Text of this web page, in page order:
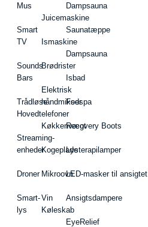
Mus
Smart
TV
Sounds
Bars
Trådløse
Hovedtelefoner
Streaming-
enheder
Droner
Smart-
lys
Juicemaskine
Ismaskine
Brødrister
Elektrisk
håndmikser
Køkkenvægt
Kogeplade
Mikroovn
Vin
Køleskab
Dampsauna
Saunatæppe
Dampsauna
Isbad
Fodspa
Recovery Boots
Lysterapilamper
LED-masker til ansigtet
Ansigtsdampere
EyeRelief